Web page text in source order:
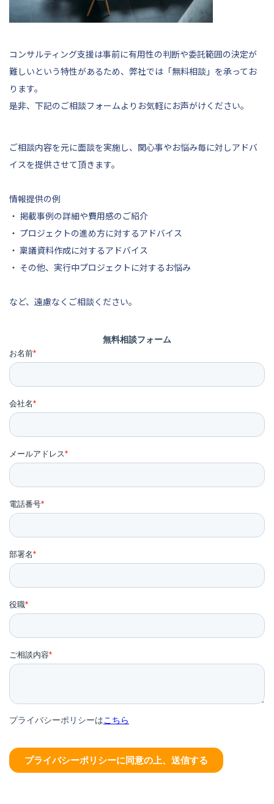
コンサルティング支援は事前に有用性の判断や委託範囲の決定が
難しいという特性があるため、弊社では「無料相談」を承ってお
ります。
是非、 下記のご相談フォームよりお気軽にお声がけください。
ご相談内容を元に面談を実施し、関心事やお悩み毎に対しアドバ
イスを提供させて頂きます。
情報提供の例
・ 掲載事例の詳細や費用感のご紹介
・ プロジェクトの進め方に対するアドバイス
・ 稟議資料作成に対するアドバイス
・ その他、実行中プロジェクトに対するお悩み
など、遠慮なくご相談ください。